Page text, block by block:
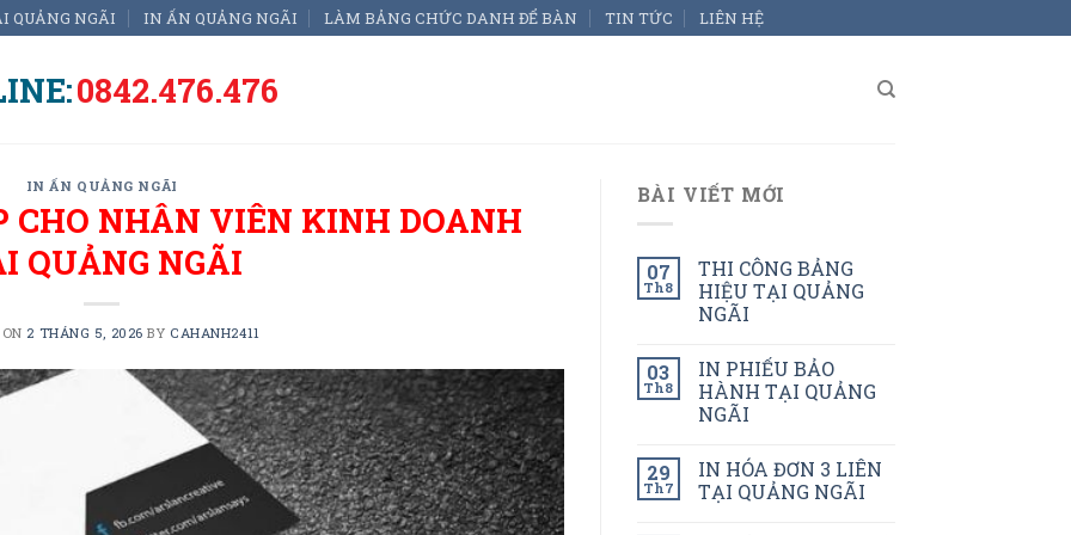
QUẢNG NGÃI IN ẤN QUẢNG NGÃI LÀM BẢNG CHỨC DANH ĐỂ BÀN TIN TỨC LIÊN HỆ
0842.476.476
IN ẤN QUẢNG NGÃI
CHO NHÂN VIÊN KINH DOANH
QUẢNG NGÃI
2 THÁNG 5, 2026 BY CAHANH2411
BÀI VIẾT MỚI
07
Th8
THI CÔNG BẢNG
HIỆU TẠI QUẢNG
NGÃI
03
Th8
IN PHIẾU BẢO
HÀNH TẠI QUẢNG
NGÃI
29
Th7
IN HÓA ĐƠN 3 LIÊN
TẠI QUẢNG NGÃI